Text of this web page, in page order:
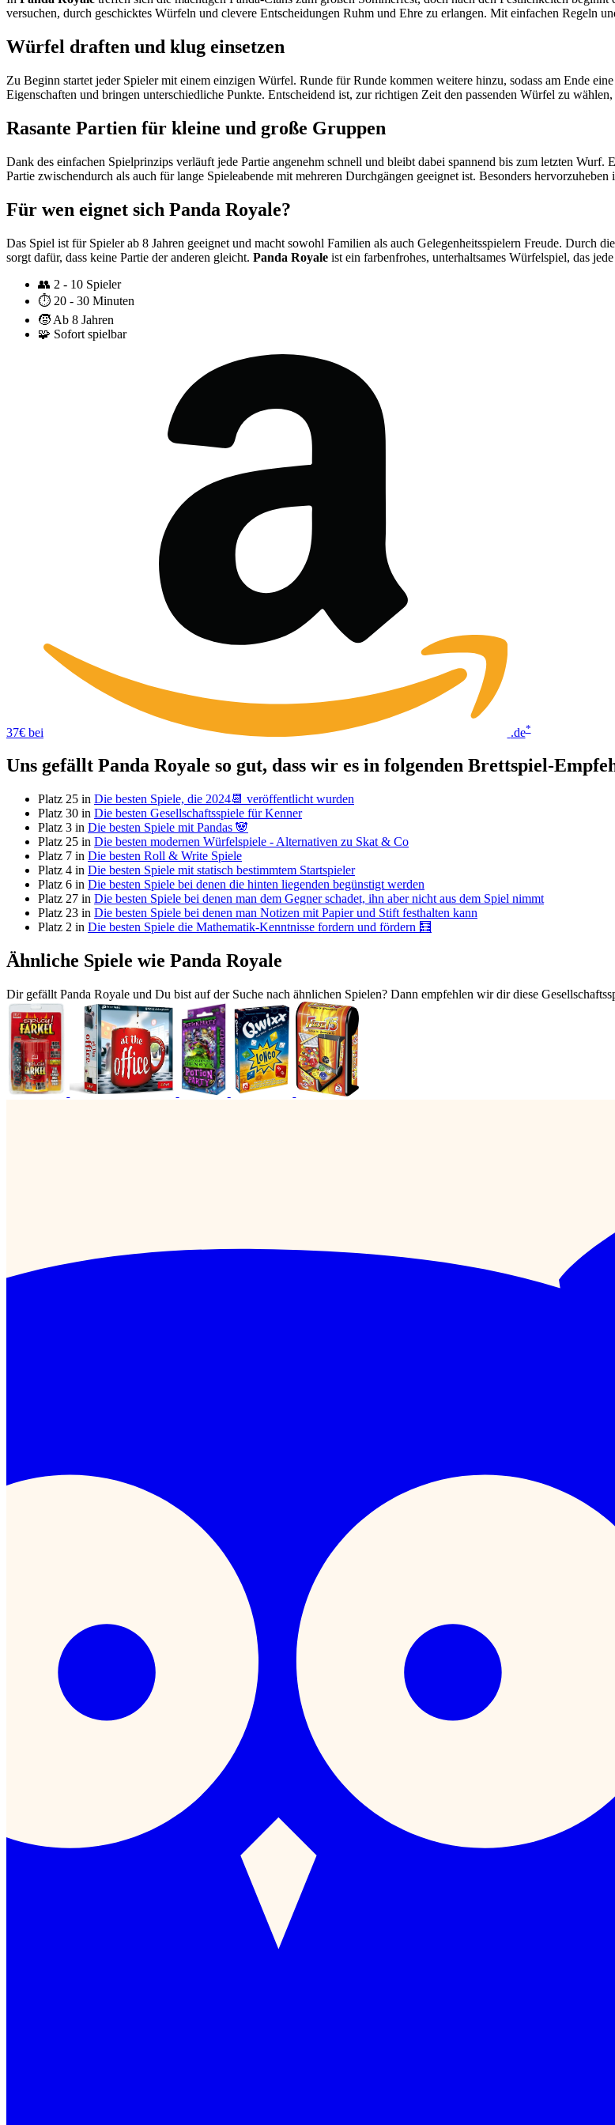
versuchen, durch geschicktes Würfeln und clevere Entscheidungen Ruhm und Ehre zu erlangen. Mit einfachen Regeln
Würfel draften und klug einsetzen
Zu Beginn startet jeder Spieler mit einem einzigen Würfel. Runde für Runde kommen weitere hinzu, sodass am Ende
Eigenschaften und bringen unterschiedliche Punkte. Entscheidend ist, zur richtigen Zeit den passenden Würfel zu
Rasante Partien für kleine und große Gruppen
Dank des einfachen Spielprinzips verläuft jede Partie angenehm schnell und bleibt dabei spannend bis zum letzten
Partie zwischendurch als auch für lange Spieleabende mit mehreren Durchgängen geeignet ist. Besonders
Für wen eignet sich Panda Royale?
Das Spiel ist für Spieler ab 8 Jahren geeignet und macht sowohl Familien als auch Gelegenheitsspielern Freude. Durch
sorgt dafür, dass keine Partie der anderen gleicht. Panda Royale ist ein farbenfrohes, unterhaltsames Würfelspiel, das
👥 2 - 10 Spieler
⏱️ 20 - 30 Minuten
🧒 Ab 8 Jahren
🧩 Sofort spielbar
37€ bei .de*
Uns gefällt Panda Royale so gut, dass wir es in folgenden Brettspiel-
Platz 25 in Die besten Spiele, die 2024📆 veröffentlicht wurden
Platz 30 in Die besten Gesellschaftsspiele für Kenner
Platz 3 in Die besten Spiele mit Pandas 🐼
Platz 25 in Die besten modernen Würfelspiele - Alternativen zu Skat & Co
Platz 7 in Die besten Roll & Write Spiele
Platz 4 in Die besten Spiele mit statisch bestimmtem Startspieler
Platz 6 in Die besten Spiele bei denen die hinten liegenden begünstigt werden
Platz 27 in Die besten Spiele bei denen man dem Gegner schadet, ihn aber nicht aus dem Spiel nimmt
Platz 23 in Die besten Spiele bei denen man Notizen mit Papier und Stift festhalten kann
Platz 2 in Die besten Spiele die Mathematik-Kenntnisse fordern und fördern 🧮
Ähnliche Spiele wie Panda Royale
Dir gefällt Panda Royale und Du bist auf der Suche nach ähnlichen Spielen? Dann empfehlen wir dir diese